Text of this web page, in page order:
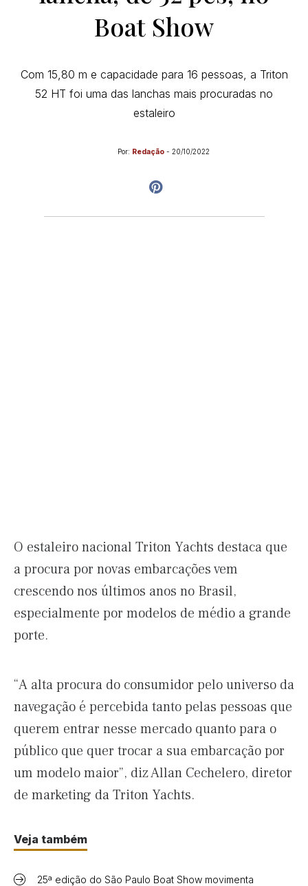
Boat Show
Com 15,80 m e capacidade para 16 pessoas, a Triton
52 HT foi uma das lanchas mais procuradas no
estaleiro
Por: Redação - 20/10/2022
O estaleiro nacional Triton Yachts destaca que
a procura por novas embarcações vem
crescendo nos últimos anos no Brasil,
especialmente por modelos de médio a grande
porte.
“A alta procura do consumidor pelo universo da
navegação é percebida tanto pelas pessoas que
querem entrar nesse mercado quanto para o
público que quer trocar a sua embarcação por
um modelo maior”, diz Allan Cechelero, diretor
de marketing da Triton Yachts.
Veja também
25ª edição do São Paulo Boat Show movimenta